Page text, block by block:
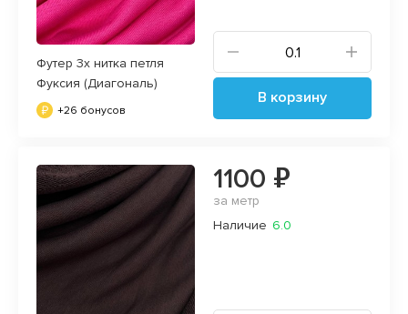
Футер 3х нитка петля
Фуксия (Диагональ)
+26 бонусов
В корзину
1100 ₽
за метр
Наличие 6.0